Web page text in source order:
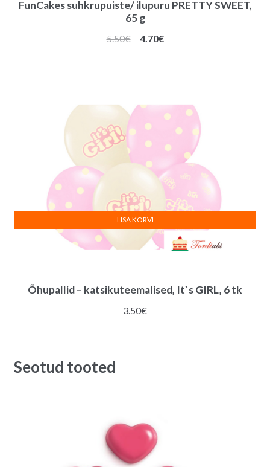
FunCakes suhkrupuiste/ ilupuru PRETTY SWEET,
65 g
5.50€
Algne
4.70€Praegune
Õhupallid – katsikuteemalised, It`s GIRL, 6 tk
3.50€
LISA KORVI
Seotud tooted